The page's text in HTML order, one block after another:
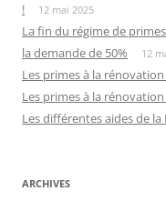
!
12 mai 2025
La fin du régime de
la demande de 50%
12
Les primes à la
Les primes à la
Les différentes aides de
ARCHIVES